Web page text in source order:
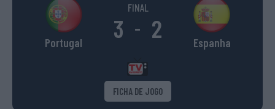
Portugal
FINAL
3 - 2 Espanha
FICHA DE JOGO